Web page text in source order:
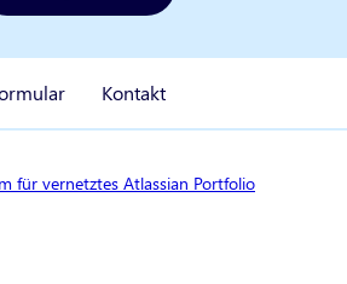
Kontakt
für vernetztes Atlassian Portfolio